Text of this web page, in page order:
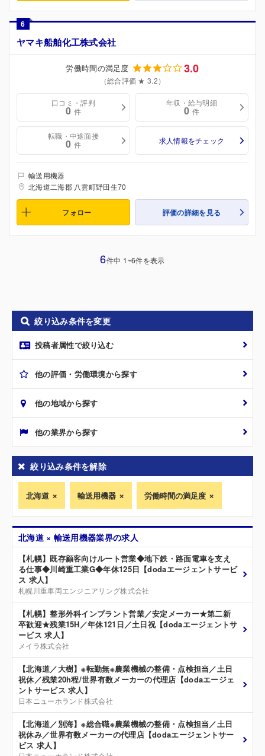
6
ヤマキ船舶化工株式会社
労働時間の満足度 3.0
（総合評価 ★ 3.2）
口コミ・評判
0 件
年収・給与明細
0 件
転職・中途面接
0 件 求人情報をチェック
輸送用機器
北海道二海郡 八雲町野田生70
フォロー 評価の詳細を見る
6件中 1~6件を表示
絞り込み条件を変更
投稿者属性で絞り込む
他の評価・労働環境から探す
他の地域から探す
他の業界から探す
絞り込み条件を解除
北海道 輸送用機器 労働時間の満足度
北海道 × 輸送用機器業界の求人
【札幌】既存顧客向けルート営業◆地下鉄・路面電車を支え
る仕事◆川崎重工業G◆年休125日【dodaエージェントサービ
ス 求人】
札幌川重車両エンジニアリング株式会社
【札幌】整形外科インプラント営業／安定メーカー★第二新
卒歓迎★残業15H／年休121日／土日祝【dodaエージェントサ
ービス 求人】
メイラ株式会社
【北海道／大樹】※転勤無※農業機械の整備・点検担当／土日
祝休／残業20h程/世界有数メーカーの代理店【dodaエージェ
ントサービス 求人】
日本ニューホランド株式会社
【北海道／別海】※総合職※農業機械の整備・点検担当／土日
祝休み／世界有数メーカーの代理店【dodaエージェントサー
ビス 求人】